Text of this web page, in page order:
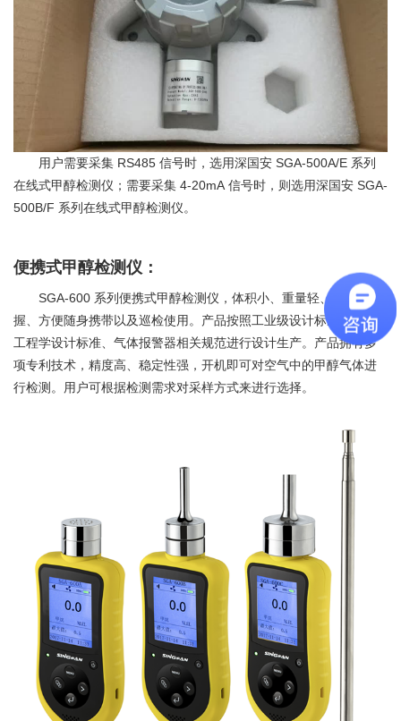
用户需要采集 RS485 信号时，选用深国安 SGA-500A/E 系列
在线式甲醇检测仪；需要采集 4-20mA 信号时，则选用深国安 SGA-
500B/F 系列在线式甲醇检测仪。
便携式甲醇检测仪：
SGA-600 系列便携式甲醇检测仪，体积小、重量轻、单手可
握、方便随身携带以及巡检使用。产品按照工业级设计标准、人体
工程学设计标准、气体报警器相关规范进行设计生产。产品拥有多
项专利技术，精度高、稳定性强，开机即可对空气中的甲醇气体进
行检测。用户可根据检测需求对采样方式来进行选择。